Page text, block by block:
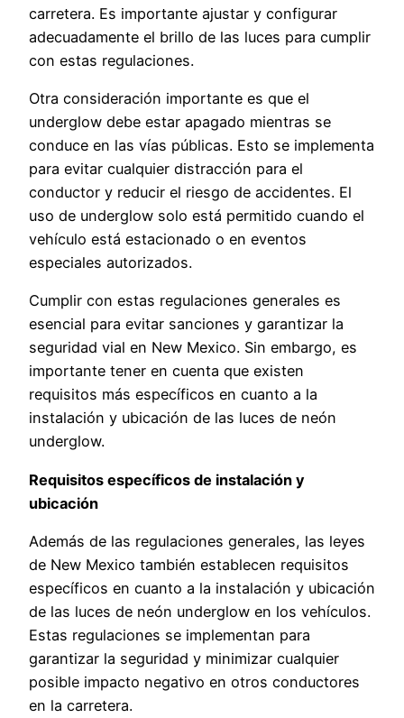
carretera. Es importante ajustar y configurar
adecuadamente el brillo de las luces para cumplir
con estas regulaciones.
Otra consideración importante es que el
underglow debe estar apagado mientras se
conduce en las vías públicas. Esto se implementa
para evitar cualquier distracción para el
conductor y reducir el riesgo de accidentes. El
uso de underglow solo está permitido cuando el
vehículo está estacionado o en eventos
especiales autorizados.
Cumplir con estas regulaciones generales es
esencial para evitar sanciones y garantizar la
seguridad vial en New Mexico. Sin embargo, es
importante tener en cuenta que existen
requisitos más específicos en cuanto a la
instalación y ubicación de las luces de neón
underglow.
Requisitos específicos de instalación y
ubicación
Además de las regulaciones generales, las leyes
de New Mexico también establecen requisitos
específicos en cuanto a la instalación y ubicación
de las luces de neón underglow en los vehículos.
Estas regulaciones se implementan para
garantizar la seguridad y minimizar cualquier
posible impacto negativo en otros conductores
en la carretera.